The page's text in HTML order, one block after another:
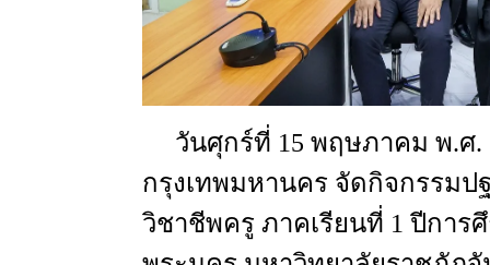
วันศุกร์ที่ 15 พฤษภาคม พ.ศ.
กรุงเทพมหานคร จัดกิจกรรมป
วิชาชีพครู ภาคเรียนที่ 1 ปีการ